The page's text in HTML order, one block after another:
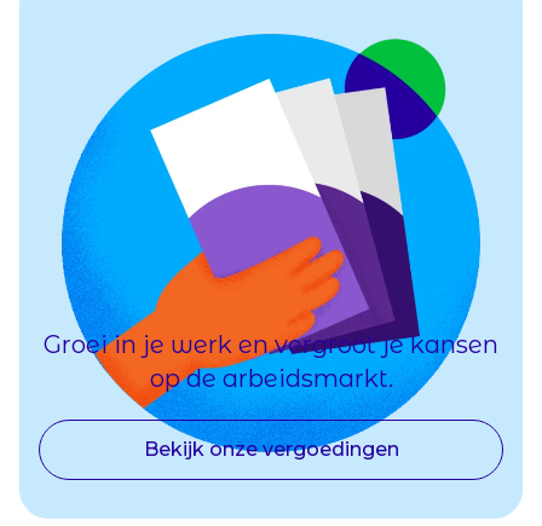
Groei in je werk en vergroot je kansen
op de arbeidsmarkt.
Bekijk onze vergoedingen